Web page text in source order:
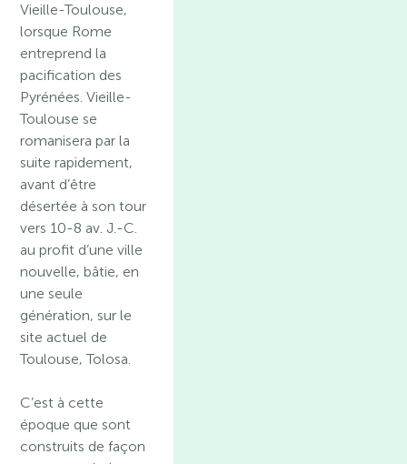
Vieille-Toulouse,
lorsque Rome
entreprend la
pacification des
Pyrénées. Vieille-
Toulouse se
romanisera par la
suite rapidement,
avant d’être
désertée à son tour
vers 10-8 av. J.-C.
au profit d’une ville
nouvelle, bâtie, en
une seule
génération, sur le
site actuel de
Toulouse, Tolosa.
C’est à cette
époque que sont
construits de façon